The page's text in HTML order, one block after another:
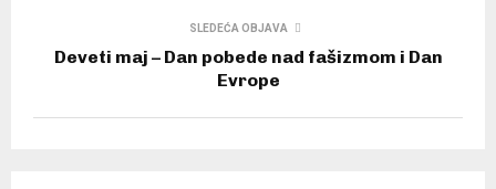
SLEDEĆA OBJAVA
Deveti maj – Dan pobede nad fašizmom i Dan
Evrope